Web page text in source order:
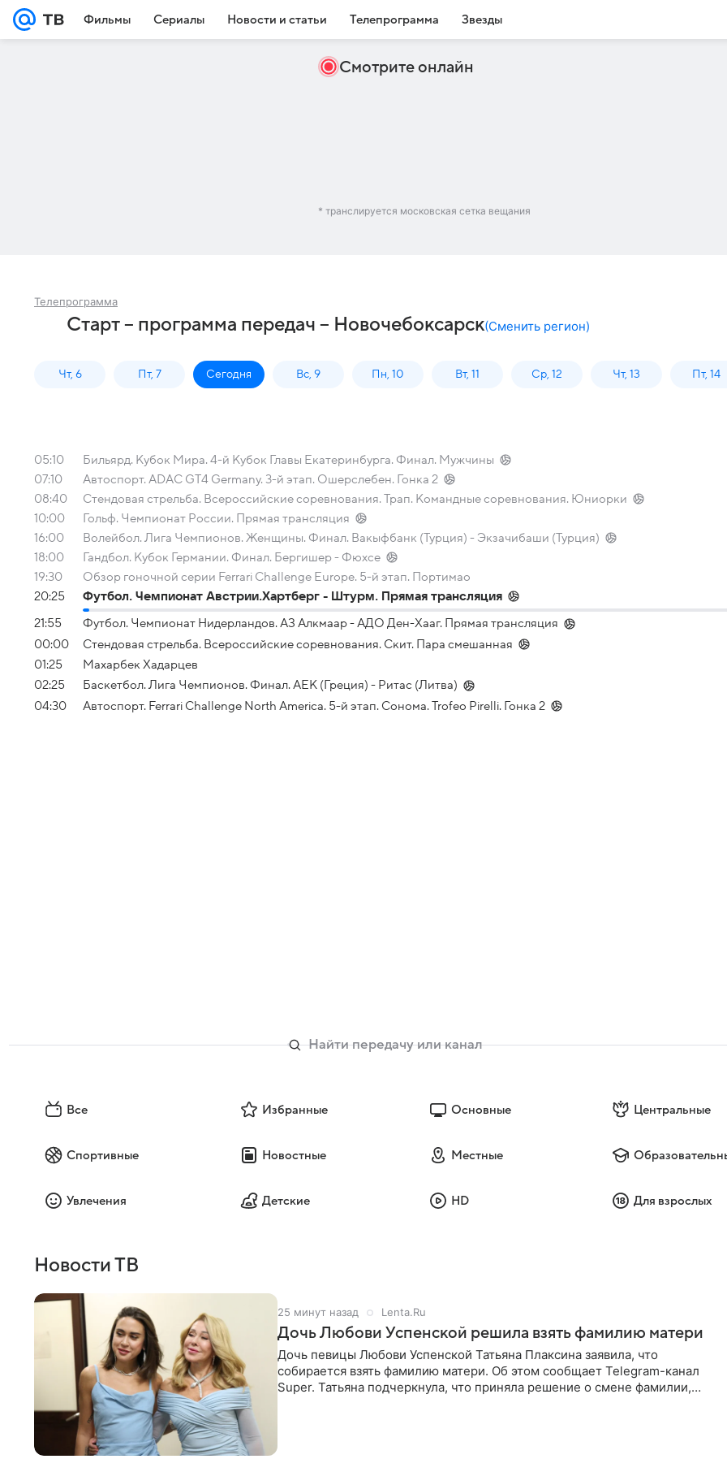
Фильмы Сериалы Новости и статьи Телепрограмма Звезды
Смотрите онлайн
* транслируется московская сетка вещания
Телепрограмма
Старт – программа передач – Новочебоксарск(Сменить регион)
Чт, 6 Пт, 7 Сегодня Вс, 9 Пн, 10 Вт, 11 Ср, 12 Чт, 13 Пт, 14
05:10
Бильярд. Кубок Мира. 4-й Кубок Главы Екатеринбурга. Финал. Мужчины
07:10
Автоспорт. ADAC GT4 Germany. 3-й этап. Ошерслебен. Гонка 2
08:40
Стендовая стрельба. Всероссийские соревнования. Трап. Командные соревнования. Юниорки
10:00
Гольф. Чемпионат России. Прямая трансляция
16:00
Волейбол. Лига Чемпионов. Женщины. Финал. Вакыфбанк (Турция) - Экзачибаши (Турция)
18:00
Гандбол. Кубок Германии. Финал. Бергишер - Фюхсе
19:30
Обзор гоночной серии Ferrari Challenge Europe. 5-й этап. Портимао
20:25
Футбол. Чемпионат Австрии.Хартберг - Штурм. Прямая трансляция
21:55
Футбол. Чемпионат Нидерландов. АЗ Алкмаар - АДО Ден-Хааг. Прямая трансляция
00:00
Стендовая стрельба. Всероссийские соревнования. Скит. Пара смешанная
01:25
Махарбек Хадарцев
02:25
Баскетбол. Лига Чемпионов. Финал. АЕК (Греция) - Ритас (Литва)
04:30
Автоспорт. Ferrari Challenge North America. 5-й этап. Сонома. Trofeo Pirelli. Гонка 2
Все Избранные Основные Центральные
Спортивные Новостные Местные
Увлечения Детские HD Для взрослых
Новости ТВ
25 минут назад Lenta.Ru
Дочь Любови Успенской решила взять фамилию матери
Дочь певицы Любови Успенской Татьяна Плаксина заявила, что
собирается взять фамилию матери. Об этом сообщает Telegram-канал
Super. Татьяна подчеркнула, что приняла решение о смене фамилии,